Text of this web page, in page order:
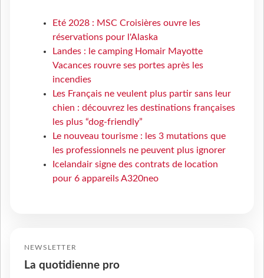
Eté 2028 : MSC Croisières ouvre les
réservations pour l'Alaska
Landes : le camping Homair Mayotte
Vacances rouvre ses portes après les
incendies
Les Français ne veulent plus partir sans leur
chien : découvrez les destinations françaises
les plus “dog-friendly”
Le nouveau tourisme : les 3 mutations que
les professionnels ne peuvent plus ignorer
Icelandair signe des contrats de location
pour 6 appareils A320neo
NEWSLETTER
La quotidienne pro